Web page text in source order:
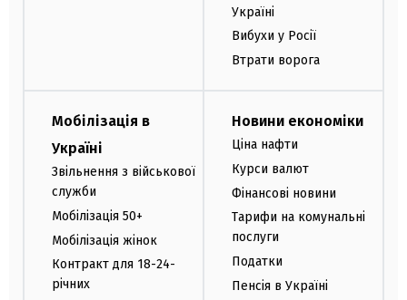
Україні
Вибухи у Росії
Втрати ворога
Мобілізація в
Україні
Звільнення з військової
служби
Мобілізація 50+
Мобілізація жінок
Контракт для 18-24-
річних
Новини економіки
Ціна нафти
Курси валют
Фінансові новини
Тарифи на комунальні
послуги
Податки
Пенсія в Україні